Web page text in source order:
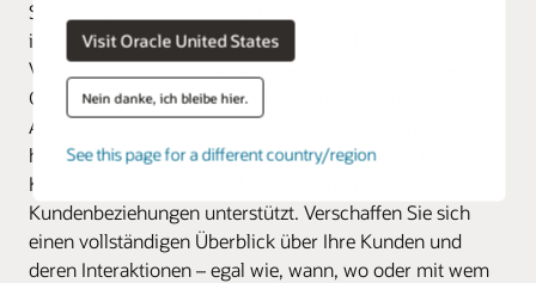
Visit Oracle United States
Nein danke, ich bleibe hier.
See this page for a different country/region
Sorgen Sie dafür, dass jede Kundeninteraktion zählt,
indem Sie alle Ihre Geschäftsdaten aus Marketing,
Vertrieb und Service miteinander verbinden. Oracle
Customer Experience (CX) bietet eine vernetzte
Anwendungssuite, die über herkömmliches CRM
hinausgeht und Sie bei der Erstellung, Verwaltung,
Kundenbetreuung und Pflege dauerhafter
Kundenbeziehungen unterstützt. Verschaffen Sie sich
einen vollständigen Überblick über Ihre Kunden und
deren Interaktionen – egal wie, wann, wo oder mit wem